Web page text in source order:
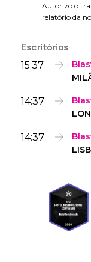
Autorizo o
relatório da
Escritórios
15:37
14:37
14:37